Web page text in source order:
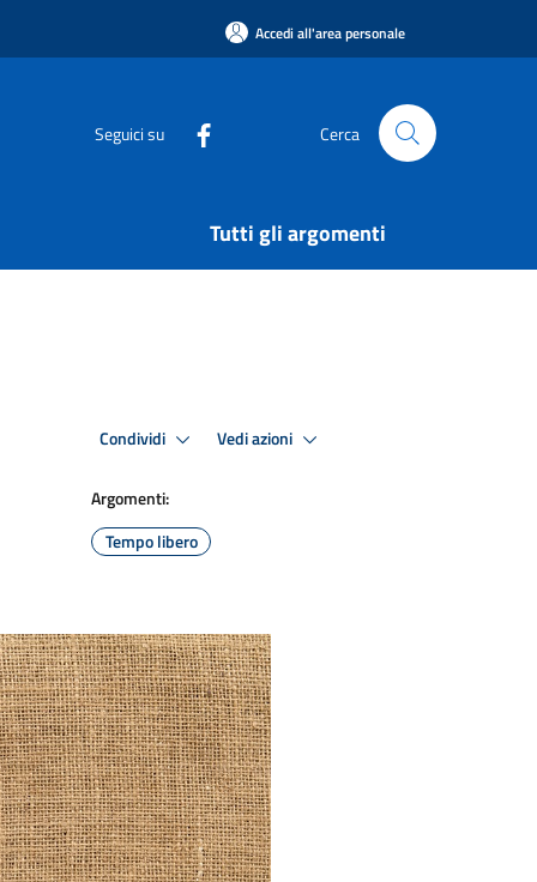
Accedi all'area personale
Seguici su Cerca
Tutti gli argomenti
Condividi Vedi azioni
Argomenti:
Tempo libero